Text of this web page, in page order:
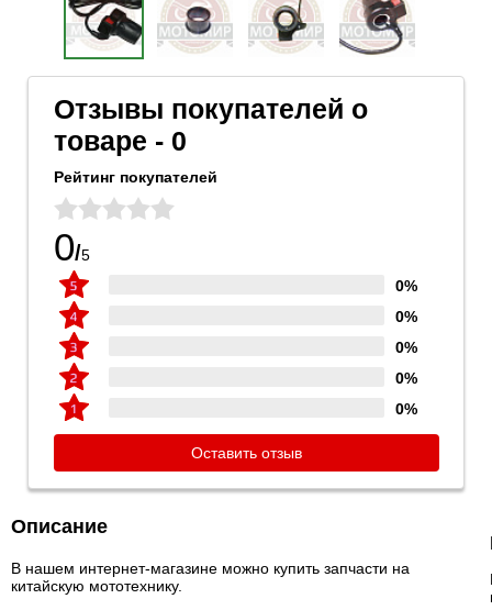
Отзывы покупателей о
товаре - 0
Рейтинг покупателей
0/5
0%
0%
0%
0%
0%
Оставить отзыв
Описание
В нашем интернет-магазине можно купить запчасти на
китайскую мототехнику.